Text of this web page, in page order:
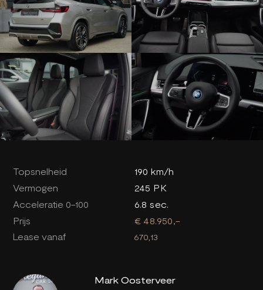
Topsnelheid
190 km/h
Vermogen
245 PK
Acceleratie 0-100
6.8 sec.
Prijs
€ 48.950,-
Lease vanaf
670,13
Mark Oosterveer